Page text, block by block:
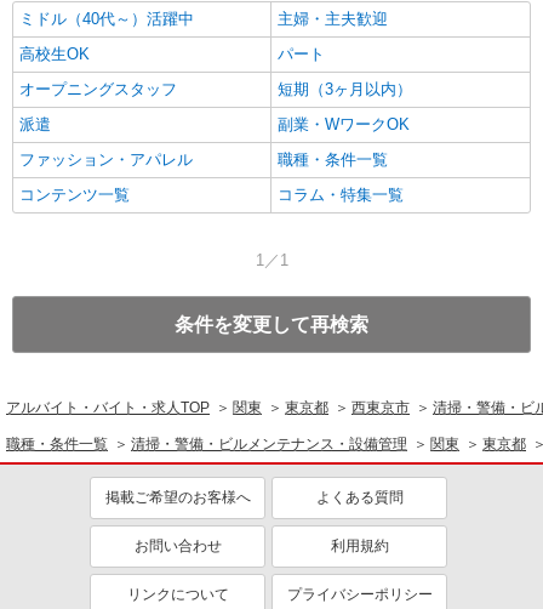
ミドル（40代～）活躍中
主婦・主夫歓迎
高校生OK
パート
オープニングスタッフ
短期（3ヶ月以内）
派遣
副業・WワークOK
ファッション・アパレル
職種・条件一覧
コンテンツ一覧
コラム・特集一覧
1／1
条件を変更して再検索
アルバイト・バイト・求人TOP 関東 東京都 西東京市 清掃・警備・ビ
職種・条件一覧 清掃・警備・ビルメンテナンス・設備管理 関東 東京都
掲載ご希望のお客様へ よくある質問
お問い合わせ 利用規約
リンクについて プライバシーポリシー